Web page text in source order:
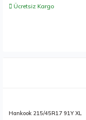
Ücretsiz Kargo
Hankook 215/45R17 91Y XL